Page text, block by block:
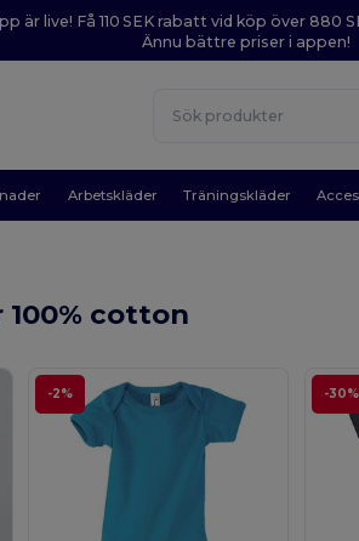
är live! Få 110 SEK rabatt vid köp över 880
Ännu bättre priser i appen!
Arbetskläder Träningskläder
100% cotton
-2% -30%